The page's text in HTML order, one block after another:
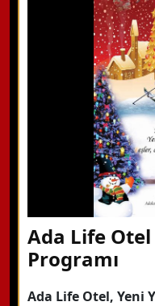
Hemen Arayın
Detaylı Bilgi
Ada Life Otel
Programı
Ada Life Otel, Yeni